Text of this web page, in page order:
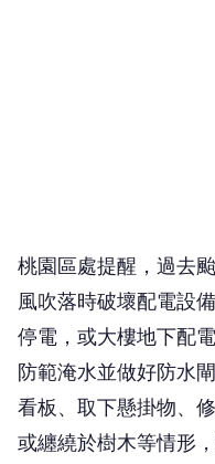
桃園區處提醒，過去
風吹落時破壞配電設
停電，或大樓地下配
防範淹水並做好防水
看板、取下懸掛物、
或纏繞於樹木等情形